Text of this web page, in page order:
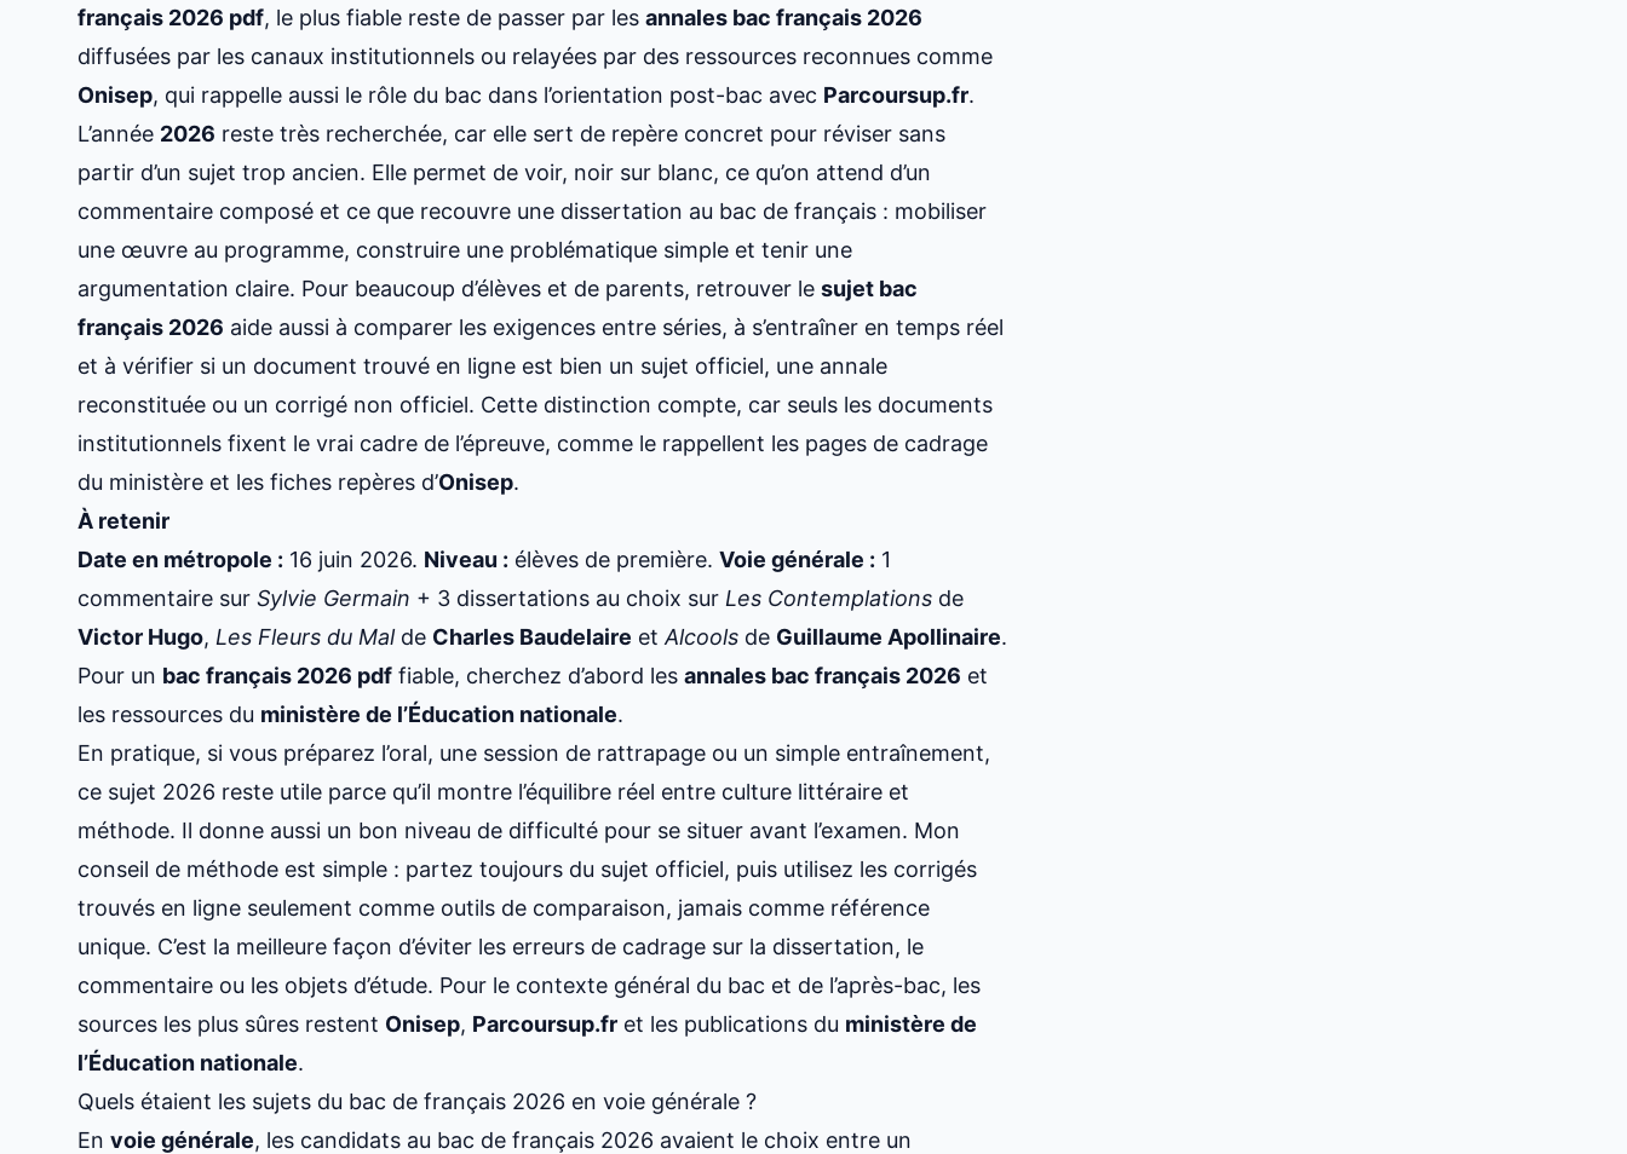
français 2026 pdf, le plus fiable reste de passer par les annales bac français 2026
diffusées par les canaux institutionnels ou relayées par des ressources reconnues comme
Onisep, qui rappelle aussi le rôle du bac dans l’orientation post-bac avec Parcoursup.fr.
L’année 2026 reste très recherchée, car elle sert de repère concret pour réviser sans
partir d’un sujet trop ancien. Elle permet de voir, noir sur blanc, ce qu’on attend d’un
commentaire composé et ce que recouvre une dissertation au bac de français : mobiliser
une œuvre au programme, construire une problématique simple et tenir une
argumentation claire. Pour beaucoup d’élèves et de parents, retrouver le sujet bac
français 2026 aide aussi à comparer les exigences entre séries, à s’entraîner en temps réel
et à vérifier si un document trouvé en ligne est bien un sujet officiel, une annale
reconstituée ou un corrigé non officiel. Cette distinction compte, car seuls les documents
institutionnels fixent le vrai cadre de l’épreuve, comme le rappellent les pages de cadrage
du ministère et les fiches repères d’Onisep.
À retenir
Date en métropole : 16 juin 2026. Niveau : élèves de première. Voie générale : 1
commentaire sur Sylvie Germain + 3 dissertations au choix sur Les Contemplations de
Victor Hugo, Les Fleurs du Malde Charles Baudelaire et Alcools de Guillaume Apollinaire.
Pour un bac français 2026 pdf fiable, cherchez d’abord les annales bac français 2026 et
les ressources du ministère de l’Éducation nationale.
En pratique, si vous préparez l’oral, une session de rattrapage ou un simple entraînement,
ce sujet 2026 reste utile parce qu’il montre l’équilibre réel entre culture littéraire et
méthode. Il donne aussi un bon niveau de difficulté pour se situer avant l’examen. Mon
conseil de méthode est simple : partez toujours du sujet officiel, puis utilisez les corrigés
trouvés en ligne seulement comme outils de comparaison, jamais comme référence
unique. C’est la meilleure façon d’éviter les erreurs de cadrage sur la dissertation, le
commentaire ou les objets d’étude. Pour le contexte général du bac et de l’après-bac, les
sources les plus sûres restent Onisep, Parcoursup.fr et les publications du ministère de
l’Éducation nationale.
Quels étaient les sujets du bac de français 2026 en voie générale ?
En voie générale, les candidats au bac de français 2026 avaient le choix entre un